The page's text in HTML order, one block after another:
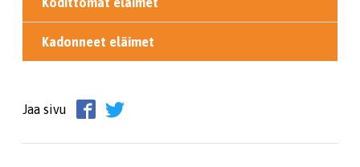
Kadonneet eläimet
Jaa sivu